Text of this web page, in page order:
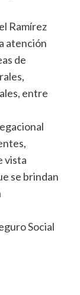
Ramírez
atención
de
entre
vista
se brindan
Social